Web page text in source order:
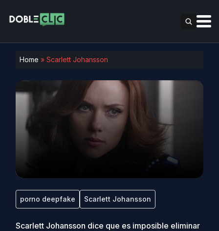
Home » Scarlett Johansson
porno deepfake Scarlett Johansson
Scarlett Johansson dice que es imposible eliminar